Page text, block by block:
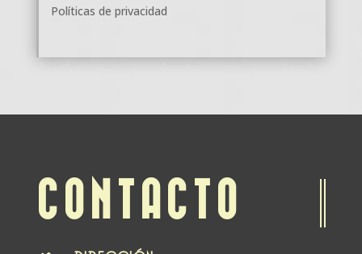
Políticas de privacidad
CONTACTO